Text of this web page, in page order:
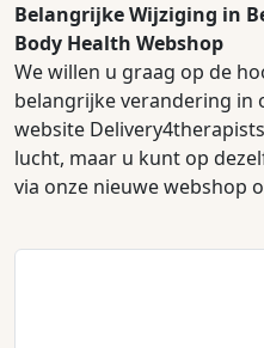
Belangrijke Wijziging in
Body Health Webshop
We willen u graag op de
belangrijke verandering in
website
lucht, maar u kunt op
via onze nieuwe webshop